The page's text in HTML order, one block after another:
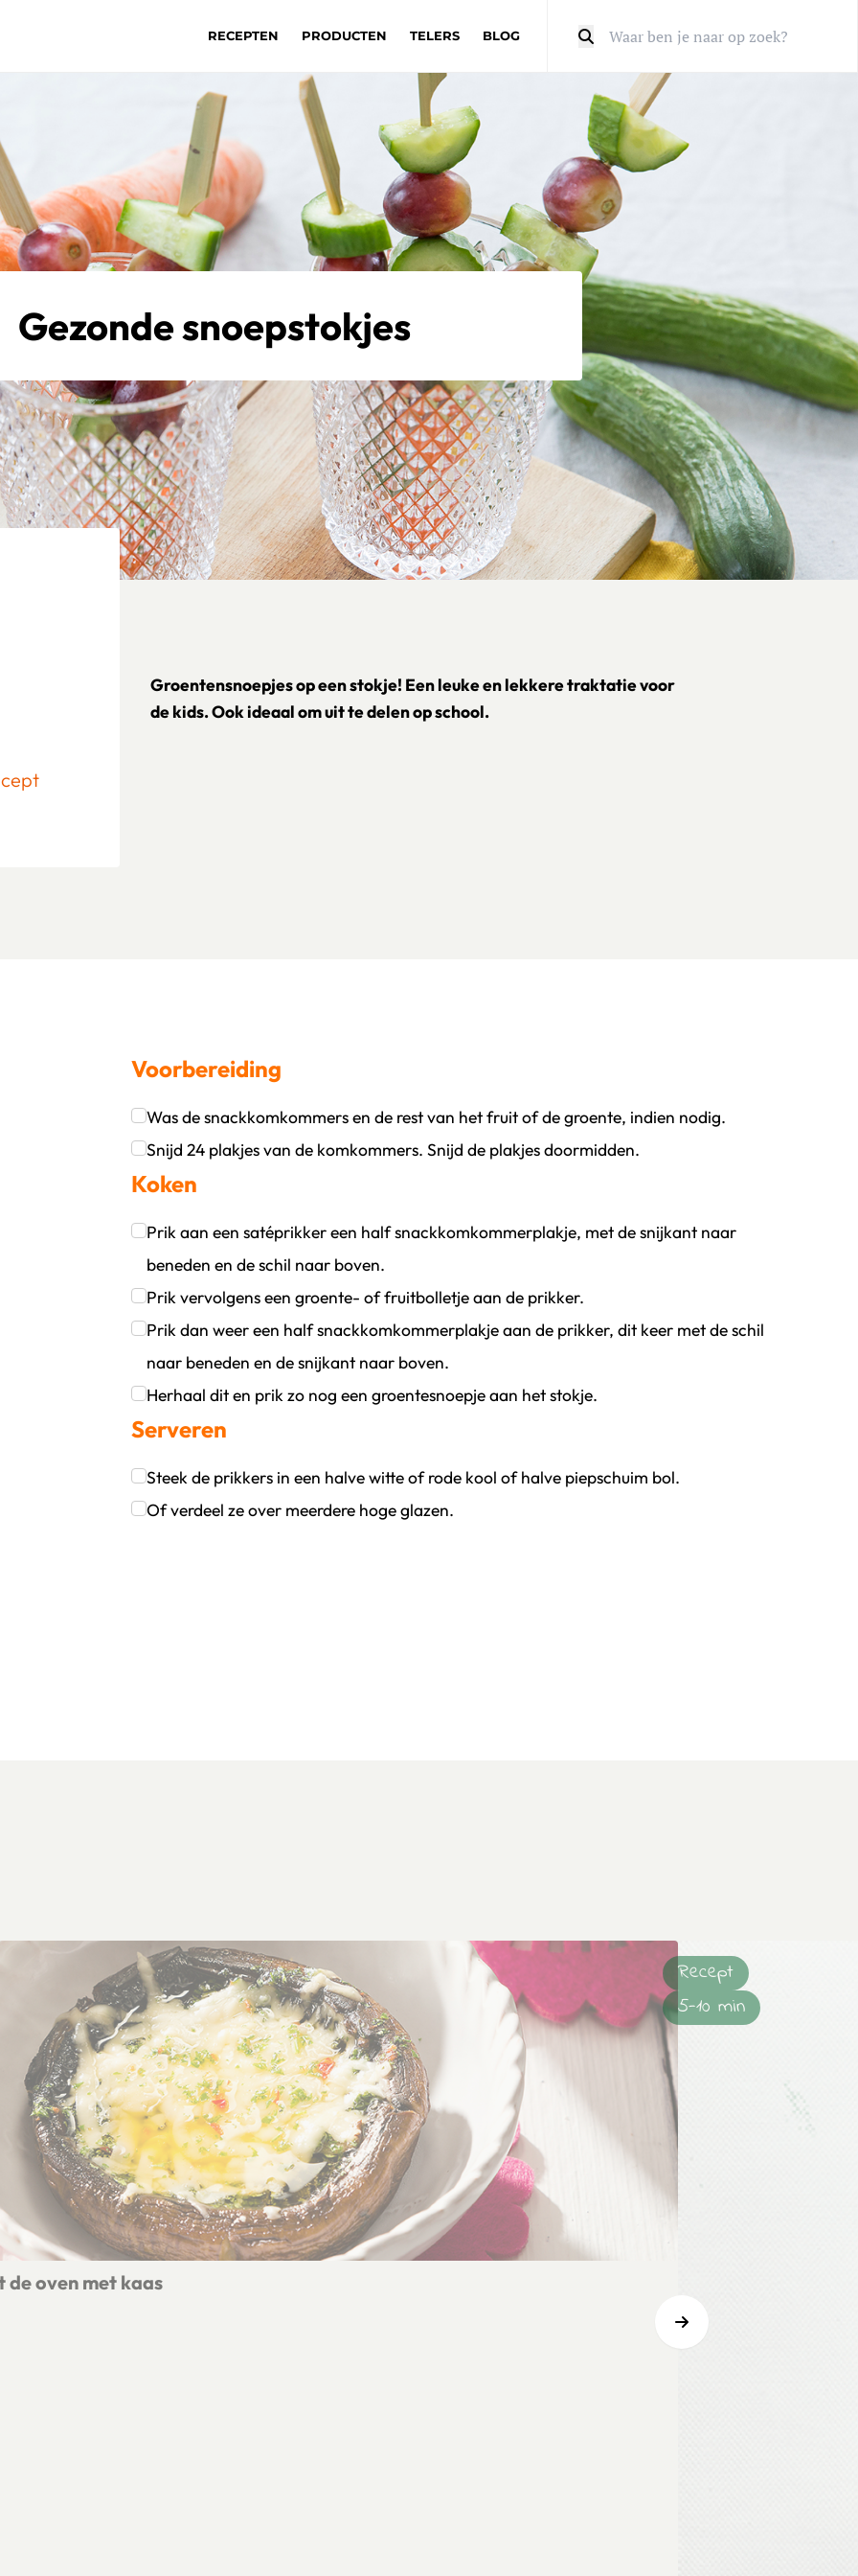
RECEPTEN PRODUCTEN TELERS BLOG
Gezonde snoepstokjes
Groentensnoepjes op een stokje! Een leuke en lekkere traktatie voor
de kids. Ook ideaal om uit te delen op school.
persoon
Voorbereiding
Was de snackkomkommers en de rest van het fruit of de groente, indien nodig.
Klik om dit selectievakje aan te vinken
Snijd 24 plakjes van de komkommers. Snijd de plakjes doormidden.
Klik om dit selectievakje aan te vinken
Koken
Prik aan een satéprikker een half snackkomkommerplakje, met de snijkant naar
beneden en de schil naar boven.
Klik om dit selectievakje aan te vinken
Prik vervolgens een groente- of fruitbolletje aan de prikker.
Klik om dit selectievakje aan te vinken
Prik dan weer een half snackkomkommerplakje aan de prikker, dit keer met de schil
naar beneden en de snijkant naar boven.
Klik om dit selectievakje aan te vinken
Herhaal dit en prik zo nog een groentesnoepje aan het stokje.
Klik om dit selectievakje aan te vinken
Serveren
Steek de prikkers in een halve witte of rode kool of halve piepschuim bol.
Klik om dit selectievakje aan te vinken
Of verdeel ze over meerdere hoge glazen.
oven met kaas
Recept
5-10 min